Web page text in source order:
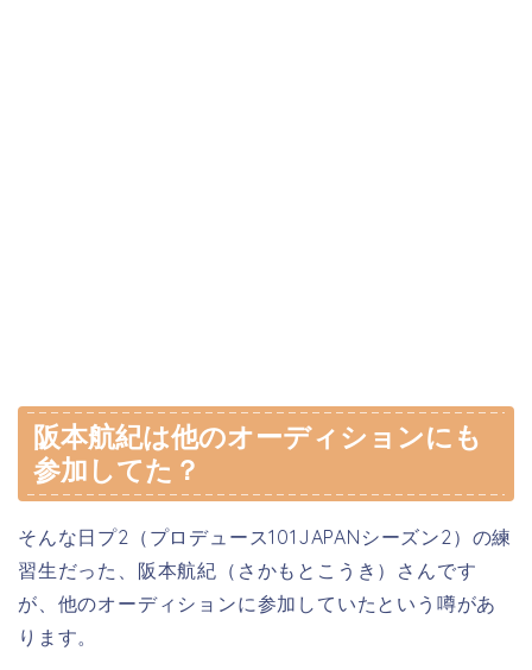
阪本航紀は他のオーディションにも
参加してた？
そんな日プ2（プロデュース101JAPANシーズン2）の練
習生だった、阪本航紀（さかもとこうき）さんです
が、他のオーディションに参加していたという噂があ
ります。